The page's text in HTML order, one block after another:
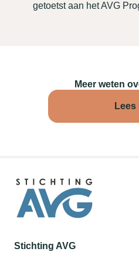
getoetst aan het AVG
Meer weten
Lees
Stichting AVG